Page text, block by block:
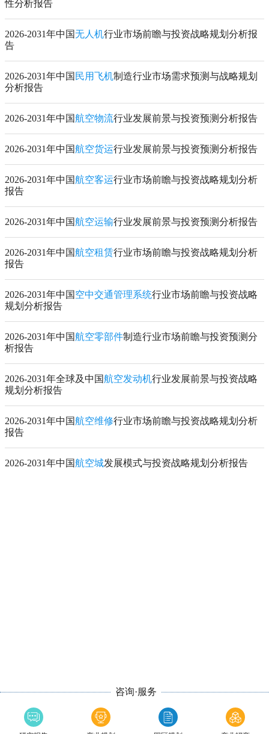
性分析报告
2026-2031年中国无人机行业市场前瞻与投资战略规划分析报
告
2026-2031年中国 民用飞机制造行业市场需求预测与战略规划
分析报告
2026-2031年中国航空物流行业发展前景与投资预测分析报告
2026-2031年中国航空货运行业发展前景与投资预测分析报告
2026-2031年中国航空客运行业市场前瞻与投资战略规划分析
报告
2026-2031年中国航空运输行业发展前景与投资预测分析报告
2026-2031年中国航空租赁行业市场前瞻与投资战略规划分析
报告
2026-2031年中国 空中交通管理系统行业市场前瞻与投资战略
规划分析报告
2026-2031年中国航空零部件制造行业市场前瞻与投资预测分
析报告
2026-2031年全球及中国航空发动机行业发展前景与投资战略
规划分析报告
2026-2031年中国航空维修行业市场前瞻与投资战略规划分析
报告
2026-2031年中国航空城发展模式与投资战略规划分析报告
咨询·服务